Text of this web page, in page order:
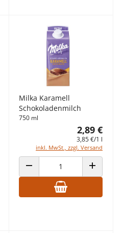
ERHÖHEN
Milka Karamell
Schokoladenmilch
750 ml
2,89 €
3,85 €/1 l
inkl. MwSt., zzgl. Versand
ANZAHL VERRINGERN ANZAHL